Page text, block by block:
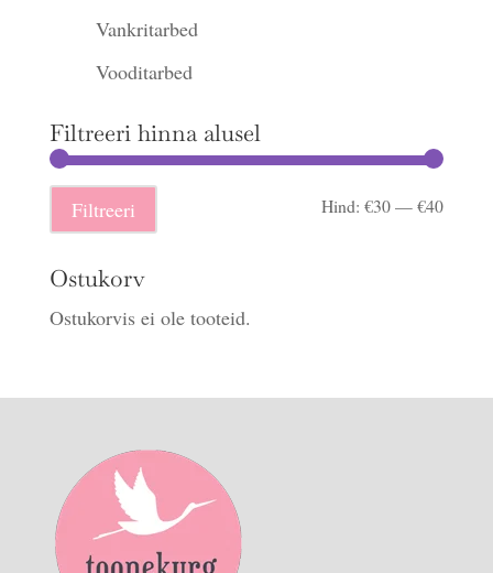
Vankritarbed
Vooditarbed
Filtreeri hinna alusel
Filtreeri Hind:€30—€40
Ostukorv
Ostukorvis ei ole tooteid.